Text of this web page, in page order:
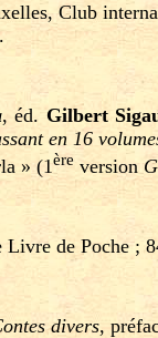
Club
, éd. Gilbert
en 16
» (1èreversion
de Poche ;
divers,